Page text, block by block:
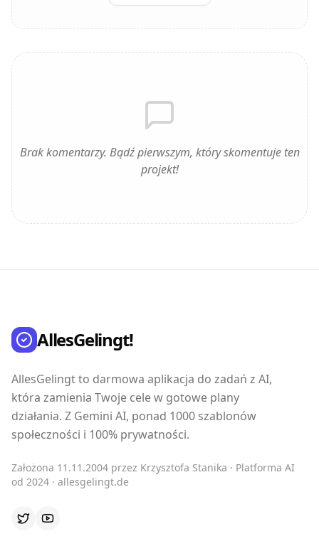
Brak komentarzy. Bądź pierwszym, który skomentuje ten
projekt!
AllesGelingt!
AllesGelingt to darmowa aplikacja do zadań z AI,
która zamienia Twoje cele w gotowe plany
działania. Z Gemini AI, ponad 1000 szablonów
społeczności i 100% prywatności.
Założona 11.11.2004 przez Krzysztofa Stanika · Platforma AI
od 2024 · allesgelingt.de